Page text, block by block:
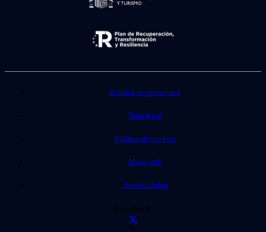
Política de privacidad
Nota legal
Política de cookies
Mapa web
Accesibilidad
Facebook